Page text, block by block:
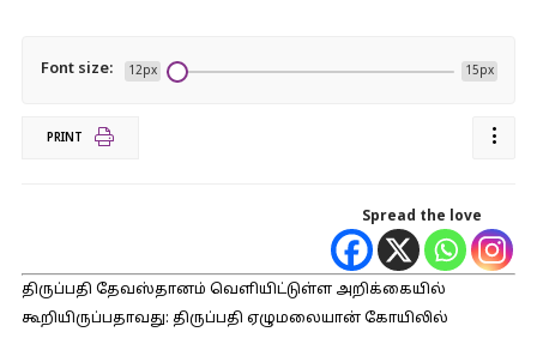
Font size: 12px 15px
PRINT
Spread the love
திருப்பதி தேவஸ்தானம் வெளியிட்டுள்ள அறிக்கையில்
கூறியிருப்பதாவது: திருப்பதி ஏழுமலையான் கோயிலில்